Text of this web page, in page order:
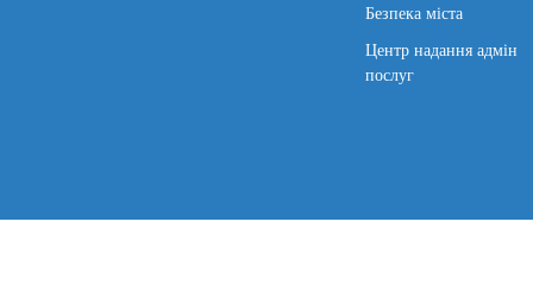
Безпека міста
Центр надання адмін
послуг